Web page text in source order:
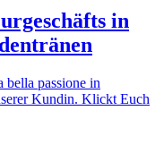
in
bella passione in
Kundin. Klickt Euch